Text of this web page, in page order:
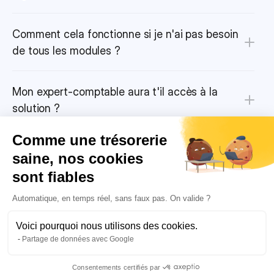
Comme une trésorerie
saine, nos cookies
sont fiables
Automatique, en temps réel, sans faux pas. On valide ?
Voici pourquoi nous utilisons des cookies.
Partage de données avec Google
Consentements certifiés par
Comment cela fonctionne si je n'ai pas besoin
de tous les modules ?
Mon expert-comptable aura t'il accès à la
solution ?
Puis-je payer mes fournisseurs avec Qotid ?
financiers sur mesure ?